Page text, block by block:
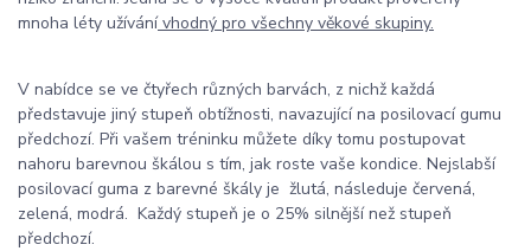
mnoha léty užívánívhodný pro všechny věkové skupiny.
V nabídce se ve čtyřech různých barvách, z nichž každá
představuje jiný stupeň obtížnosti, navazující na posilovací gumu
předchozí. Při vašem tréninku můžete díky tomu postupovat
nahoru barevnou škálou s tím, jak roste vaše kondice. Nejslabší
posilovací guma z barevné škály je žlutá, následuje červená,
zelená, modrá. Každý stupeň je o 25% silnější než stupeň
předchozí.